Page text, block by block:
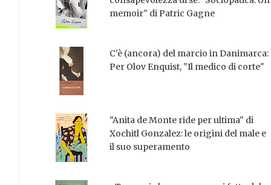
memoir" di Patric Gagne
C'è (ancora) del marcio in Danimarca:
Per Olov Enquist, "Il medico di corte"
"Anita de Monte ride per ultima" di
Xochitl Gonzalez: le origini del male e
il suo superamento